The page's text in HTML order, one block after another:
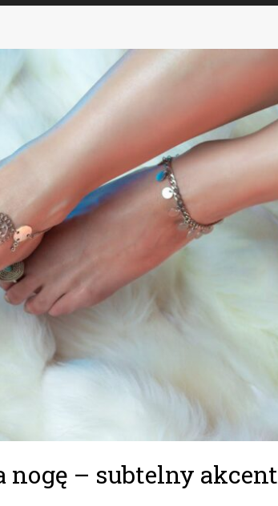
nogę – subtelny akcent